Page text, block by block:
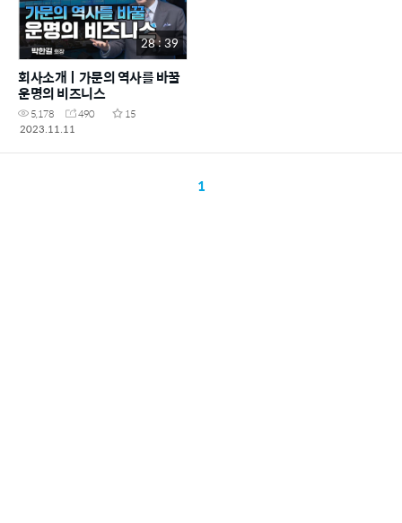
28 : 39
회사소개ㅣ가문의 역사를 바꿀
운명의 비즈니스
5,178 490
15
2023.11.11
1